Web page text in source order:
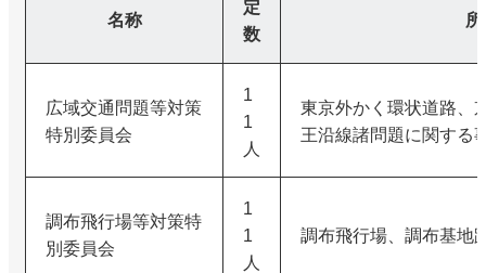
名称
定
数
広域交通問題等対策
特別委員会
1
1
人
東京外かく環状道路、
王沿線諸問題に関する
調布飛行場等対策特
別委員会
1
1
人
調布飛行場、調布基地